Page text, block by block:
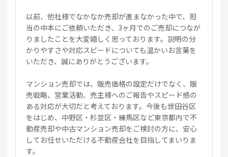
以前、他社様でなかなか売却が進まなかった中で、担
当の中本にご依頼いただき、3ヶ月でのご売却につなが
りましたことを大変嬉しく思っております。説明の分
かりやすさや対応スピードについても温かいお言葉を
いただき、誠にありがとうございます。
マンション売却では、販売価格の設定だけでなく、販
売戦略、営業活動、売主様へのご報告やスピード感の
ある対応が大切だと考えております。今後も世田谷区
をはじめ、中野区・杉並区・練馬区など東京都内で不
動産売却や中古マンション売却をご検討の方に、安心
してお任せいただける不動産会社を目指してまいりま
す。